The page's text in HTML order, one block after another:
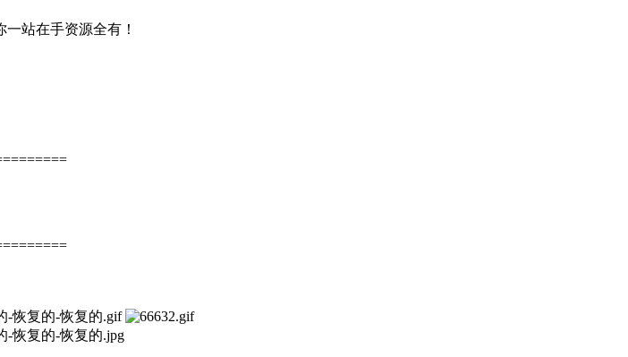
站在手资源全有！